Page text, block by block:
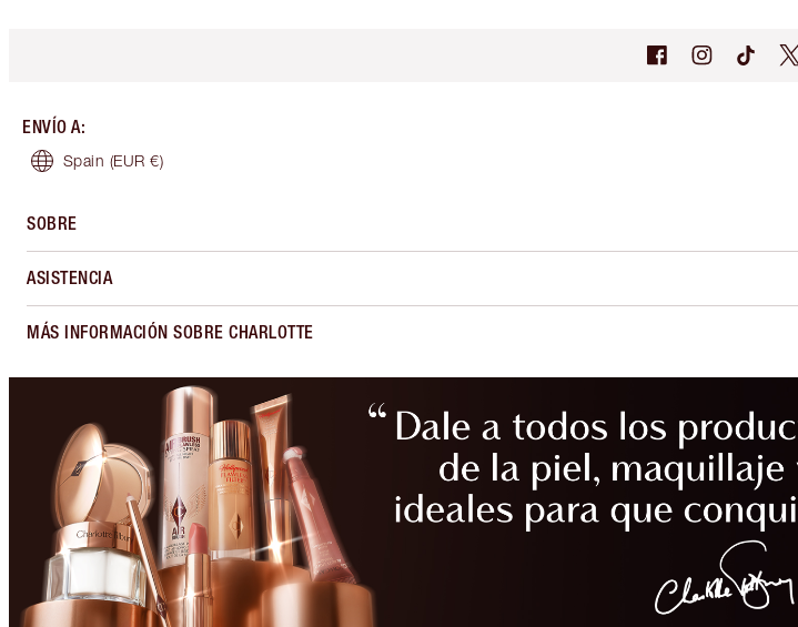
ENVÍO A:
Spain (EUR €)
SOBRE
ASISTENCIA
MÁS INFORMACIÓN SOBRE CHARLOTTE